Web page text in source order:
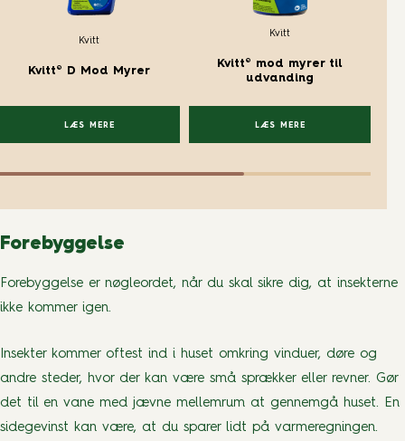
Kvitt
Kvitt® D Mod Myrer
LÆS MERE
Kvitt
Kvitt® mod myrer til
udvanding
LÆS MERE
Forebyggelse
Forebyggelse er nøgleordet, når du skal sikre dig, at insekterne
ikke kommer igen.
Insekter kommer oftest ind i huset omkring vinduer, døre og
andre steder, hvor der kan være små sprækker eller revner. Gør
det til en vane med jævne mellemrum at gennemgå huset. En
sidegevinst kan være, at du sparer lidt på varmeregningen.